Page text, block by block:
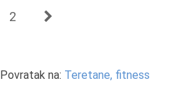
2
Povratak na: Teretane, fitness